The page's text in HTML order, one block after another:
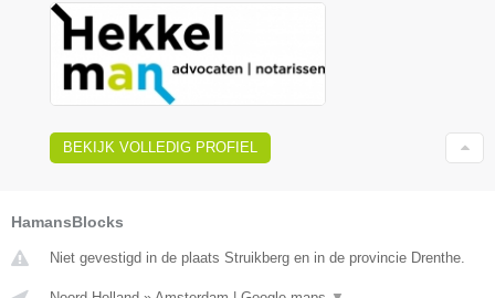
BEKIJK VOLLEDIG PROFIEL
HamansBlocks
Niet gevestigd in de plaats Struikberg en in de provincie Drenthe.